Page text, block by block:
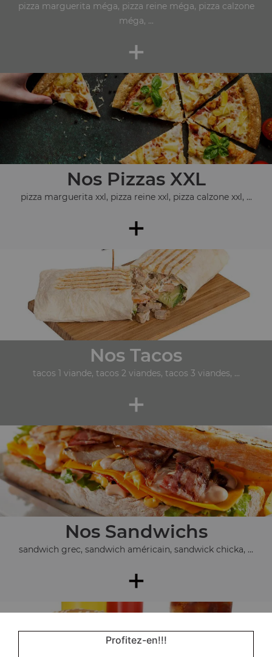
pizza marguerita méga, pizza reine méga, pizza calzone
méga, ...
+
Nos Pizzas XXL
pizza marguerita xxl, pizza reine xxl, pizza calzone xxl, ...
+
Nos Tacos
tacos 1 viande, tacos 2 viandes, tacos 3 viandes, ...
+
Nos Sandwichs
sandwich grec, sandwich américain, sandwick chicka, ...
+
Profitez-en!!!